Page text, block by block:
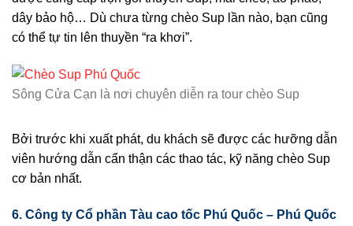
dây bảo hộ… Dù chưa từng chèo Sup lần nào, bạn cũng
có thể tự tin lên thuyền “ra khơi”.
Sông Cửa Cạn là nơi chuyên diễn ra tour chèo Sup
Bởi trước khi xuất phát, du khách sẽ được các hưỡng dẫn
viên hướng dẫn cẩn thận các thao tác, kỹ năng chèo Sup
cơ bản nhất.
6. Công ty Cổ phần Tàu cao tốc Phú Quốc – Phú Quốc